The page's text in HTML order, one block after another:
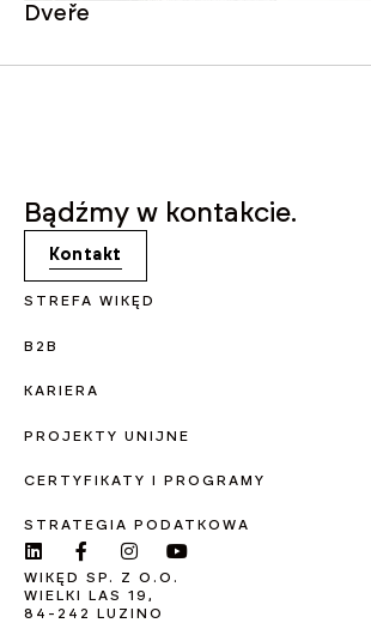
Dveře
Bądźmy w kontakcie.
Kontakt
STREFA WIKĘD
B2B
KARIERA
PROJEKTY UNIJNE
CERTYFIKATY I PROGRAMY
STRATEGIA PODATKOWA
WIKĘD SP. Z O.O.
WIELKI LAS 19,
84-242 LUZINO